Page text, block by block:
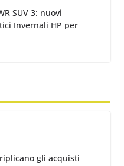
G073: nuovi
Winter 2: Nuovi
Invernali SUV 2022
gli acquisti